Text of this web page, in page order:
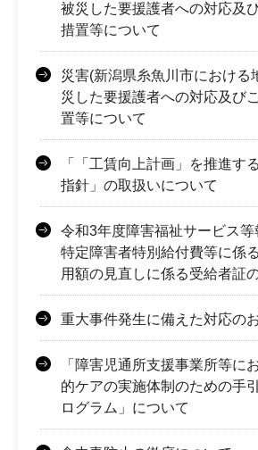
被災した要援護者への対応及
措置等について
災害(新潟県糸魚川市における
災した要援護者への対応及び
置等について
「「工賃向上計画」を推進す
指針」の取扱いについて
令和3年度障害福祉サービス等
特定障害者特別給付費等に係
用額の見直しに係る受給者証
重大事件発生に備えた対応の
「障害児通所支援事業所等に
的ケアの実施体制のための手
ログラム」について